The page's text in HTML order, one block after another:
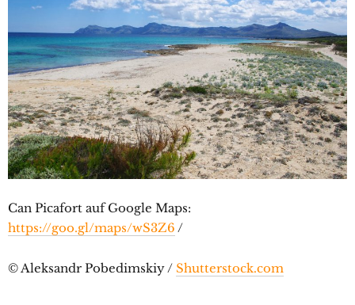
Can Picafort auf Google Maps:
https://goo.gl/maps/wS3Z6 /
© Aleksandr Pobedimskiy / Shutterstock.com